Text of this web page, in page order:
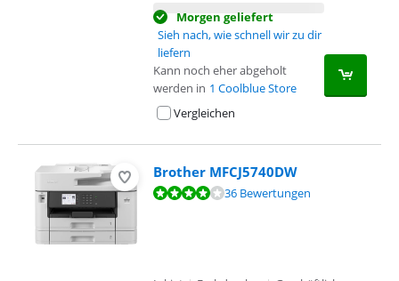
Morgen geliefert
Sieh nach, wie schnell wir zu dir
liefern
Kann noch eher abgeholt
werden in 1 Coolblue Store
Vergleichen
Brother MFCJ5740DW
Bewertet mit 8,4 von 10, basierend auf 36 Bewertungen.
36 Bewertungen